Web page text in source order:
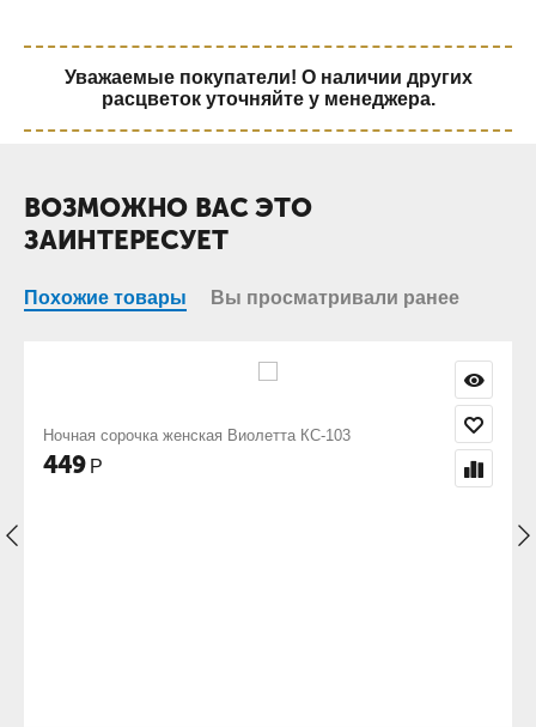
Уважаемые покупатели! О наличии других
расцветок уточняйте у менеджера.
ВОЗМОЖНО ВАС ЭТО
ЗАИНТЕРЕСУЕТ
Похожие товары Вы просматривали ранее
103 Ночная сорочка женская Ночь цветы КС-